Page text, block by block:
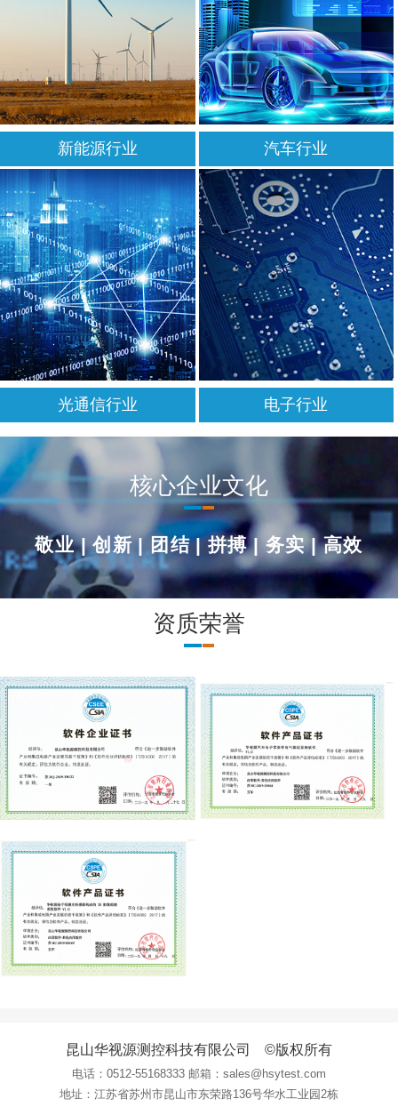
新能源行业 汽车行业
光通信行业 电子行业
核心企业文化
敬业 | 创新 | 团结 | 拼搏 | 务实 | 高效
资质荣誉
昆山华视源测控科技有限公司 ©版权所有
电话： 0512-55168333 邮箱：sales@hsytest.com
地址：江苏省苏州市昆山市东荣路136号华水工业园2栋